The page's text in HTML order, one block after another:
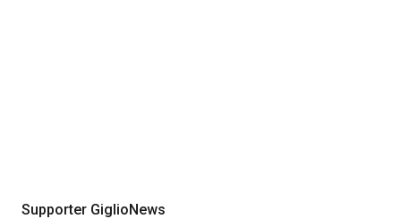
Supporter GiglioNews